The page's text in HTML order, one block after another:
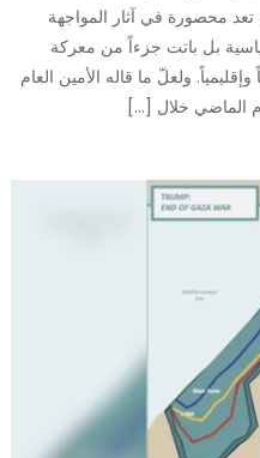
تعد محصورة في آثار المواجهة
بل باتت جزءاً من معركة
ولعلّ ما قاله الأمين العام
الماضي خلال […]